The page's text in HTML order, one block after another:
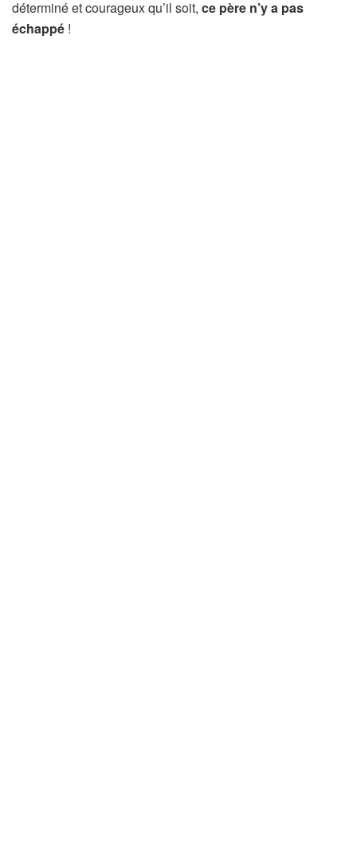
déterminé et courageux qu’il soit, ce père n’y a pas
échappé !